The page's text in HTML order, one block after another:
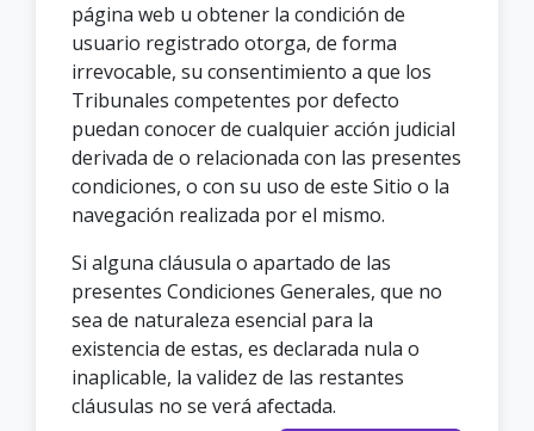
página web u obtener la condición de
usuario registrado otorga, de forma
irrevocable, su consentimiento a que los
Tribunales competentes por defecto
puedan conocer de cualquier acción judicial
derivada de o relacionada con las presentes
condiciones, o con su uso de este Sitio o la
navegación realizada por el mismo.
Si alguna cláusula o apartado de las
presentes Condiciones Generales, que no
sea de naturaleza esencial para la
existencia de estas, es declarada nula o
inaplicable, la validez de las restantes
cláusulas no se verá afectada.